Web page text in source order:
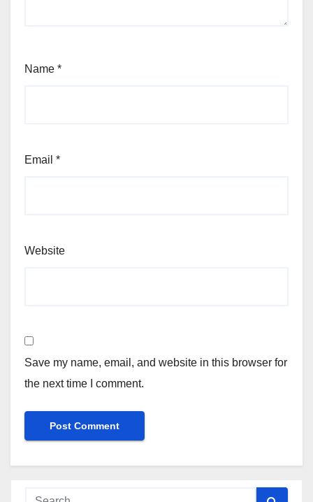
Name *
Email *
Website
Save my name, email, and website in this browser for
the next time I comment.